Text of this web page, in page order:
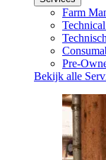
Farm
Pre-
Bekijk alle